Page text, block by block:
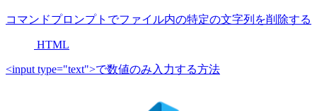
コマンドプロンプトでファイル内の特定の文字列を削除する
HTML
<input type="text">で数値のみ入力する方法